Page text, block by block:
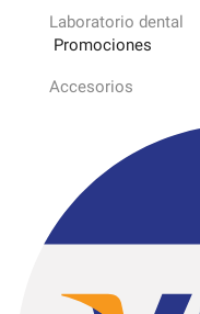
Laboratorio dental
Promociones
Accesorios